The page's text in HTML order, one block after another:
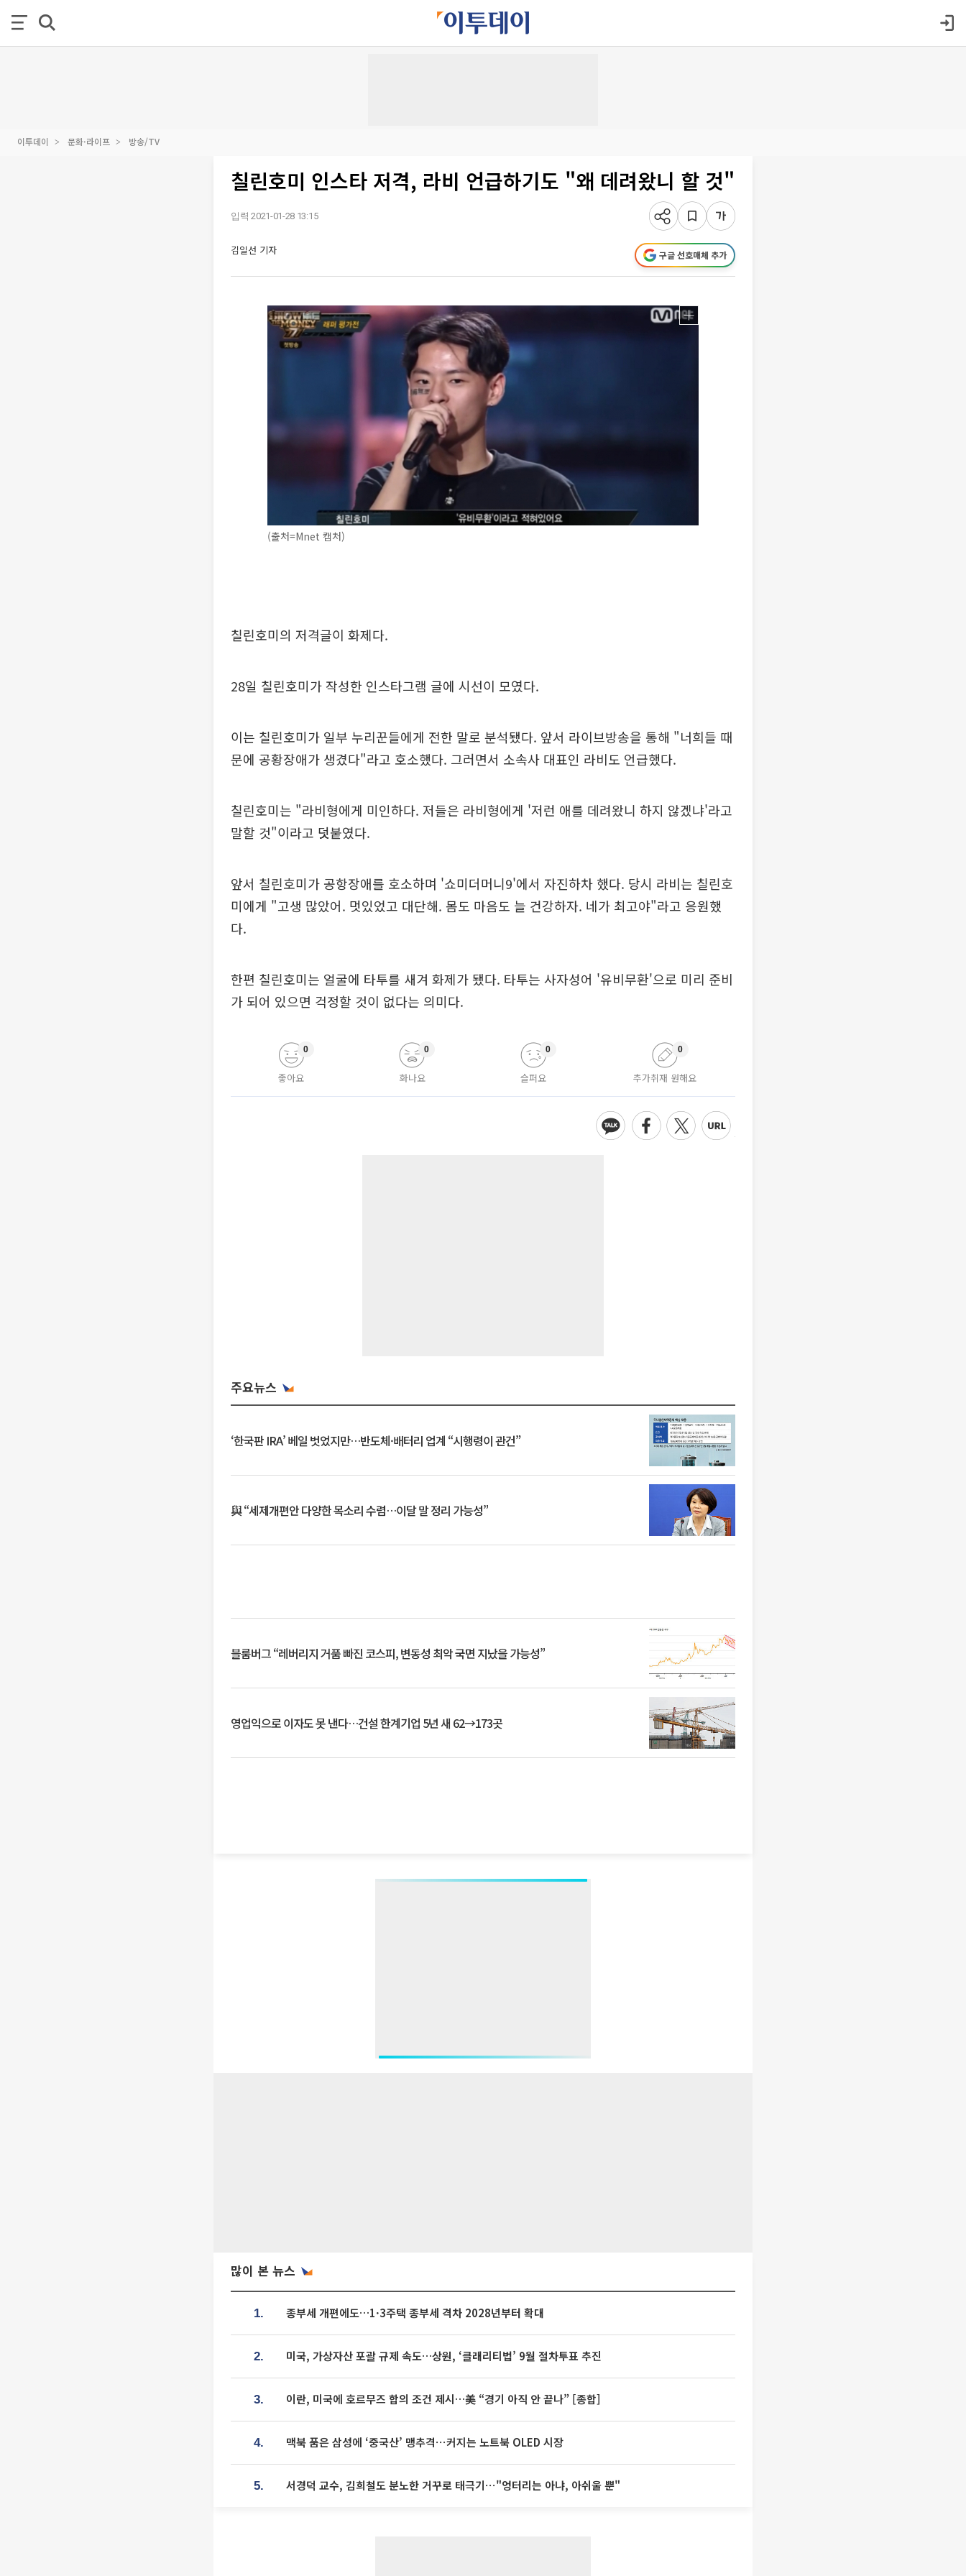
이투데이 문화·라이프 방송/TV
칠린호미 인스타 저격, 라비 언급하기도 "왜 데려왔니 할 것"
입력 2021-01-28 13:15
김일선 기자 구글 선호매체 추가
(출처=Mnet 캡처)
칠린호미의 저격글이 화제다.
28일 칠린호미가 작성한 인스타그램 글에 시선이 모였다.
이는 칠린호미가 일부 누리꾼들에게 전한 말로 분석됐다. 앞서 라이브방송을 통해 "너희들 때
문에 공황장애가 생겼다"라고 호소했다. 그러면서 소속사 대표인 라비도 언급했다.
칠린호미는 "라비형에게 미인하다. 저들은 라비형에게 '저런 애를 데려왔니 하지 않겠냐'라고
말할 것"이라고 덧붙였다.
앞서 칠린호미가 공항장애를 호소하며 '쇼미더머니9'에서 자진하차 했다. 당시 라비는 칠린호
미에게 "고생 많았어. 멋있었고 대단해. 몸도 마음도 늘 건강하자. 네가 최고야"라고 응원했
다.
한편 칠린호미는 얼굴에 타투를 새겨 화제가 됐다. 타투는 사자성어 '유비무환'으로 미리 준비
가 되어 있으면 걱정할 것이 없다는 의미다.
좋아요
0
화나요
0
슬퍼요
0
추가취재 원해요
0
주요뉴스
‘한국판 IRA’ 베일 벗었지만…반도체·배터리 업계 “시행령이 관건”
與 “세제개편안 다양한 목소리 수렴…이달 말 정리 가능성”
블룸버그 “레버리지 거품 빠진 코스피, 변동성 최악 국면 지났을 가능성”
영업익으로 이자도 못 낸다…건설 한계기업 5년 새 62→173곳
많이 본 뉴스
1. 종부세 개편에도…1·3주택 종부세 격차 2028년부터 확대
2. 미국, 가상자산 포괄 규제 속도…상원, ‘클래리티법’ 9월 절차투표 추진
3. 이란, 미국에 호르무즈 합의 조건 제시…美 “경기 아직 안 끝나” [종합]
4. 맥북 품은 삼성에 ‘중국산’ 맹추격⋯커지는 노트북 OLED 시장
5. 서경덕 교수, 김희철도 분노한 거꾸로 태극기⋯"엉터리는 아냐, 아쉬울 뿐"